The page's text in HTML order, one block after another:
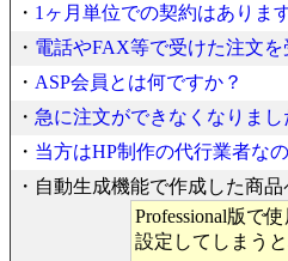
・ 1ヶ月単位での契約はありま
・ 電話やFAX等で受けた注文
・ ASP会員とは何ですか？
・ 急に注文ができなくなりまし
・ 当方はHP制作の代行業者な
・自動生成機能で作成した商
Professional版で
設定してしまう